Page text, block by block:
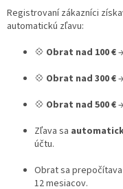
Registrovaní zákazníci
automatickú zľavu:
💠 Obrat nad 100 €
💠 Obrat nad 300 €
💠 Obrat nad 500 €
Zľava sa
účtu.
Obrat sa prepočítava
12 mesiacov.